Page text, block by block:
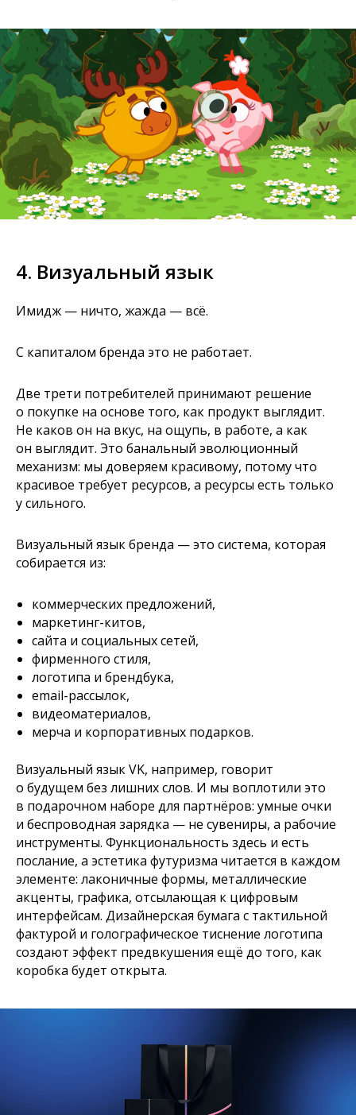
4. Визуальный язык
Имидж — ничто, жажда — всё.
С капиталом бренда это не работает.
Две трети потребителей принимают решение
о покупке на основе того, как продукт выглядит.
Не каков он на вкус, на ощупь, в работе, а как
он выглядит. Это банальный эволюционный
механизм: мы доверяем красивому, потому что
красивое требует ресурсов, а ресурсы есть только
у сильного.
Визуальный язык бренда — это система, которая
собирается из:
коммерческих предложений,
маркетинг-китов,
сайта и социальных сетей,
фирменного стиля,
логотипа и брендбука,
email-рассылок,
видеоматериалов,
мерча и корпоративных подарков.
Визуальный язык VK, например, говорит
о будущем без лишних слов. И мы воплотили это
в подарочном наборе для партнёров: умные очки
и беспроводная зарядка — не сувениры, а рабочие
инструменты. Функциональность здесь и есть
послание, а эстетика футуризма читается в каждом
элементе: лаконичные формы, металлические
акценты, графика, отсылающая к цифровым
интерфейсам. Дизайнерская бумага с тактильной
фактурой и голографическое тиснение логотипа
создают эффект предвкушения ещё до того, как
коробка будет открыта.
Посмотрите, как у нас это получается